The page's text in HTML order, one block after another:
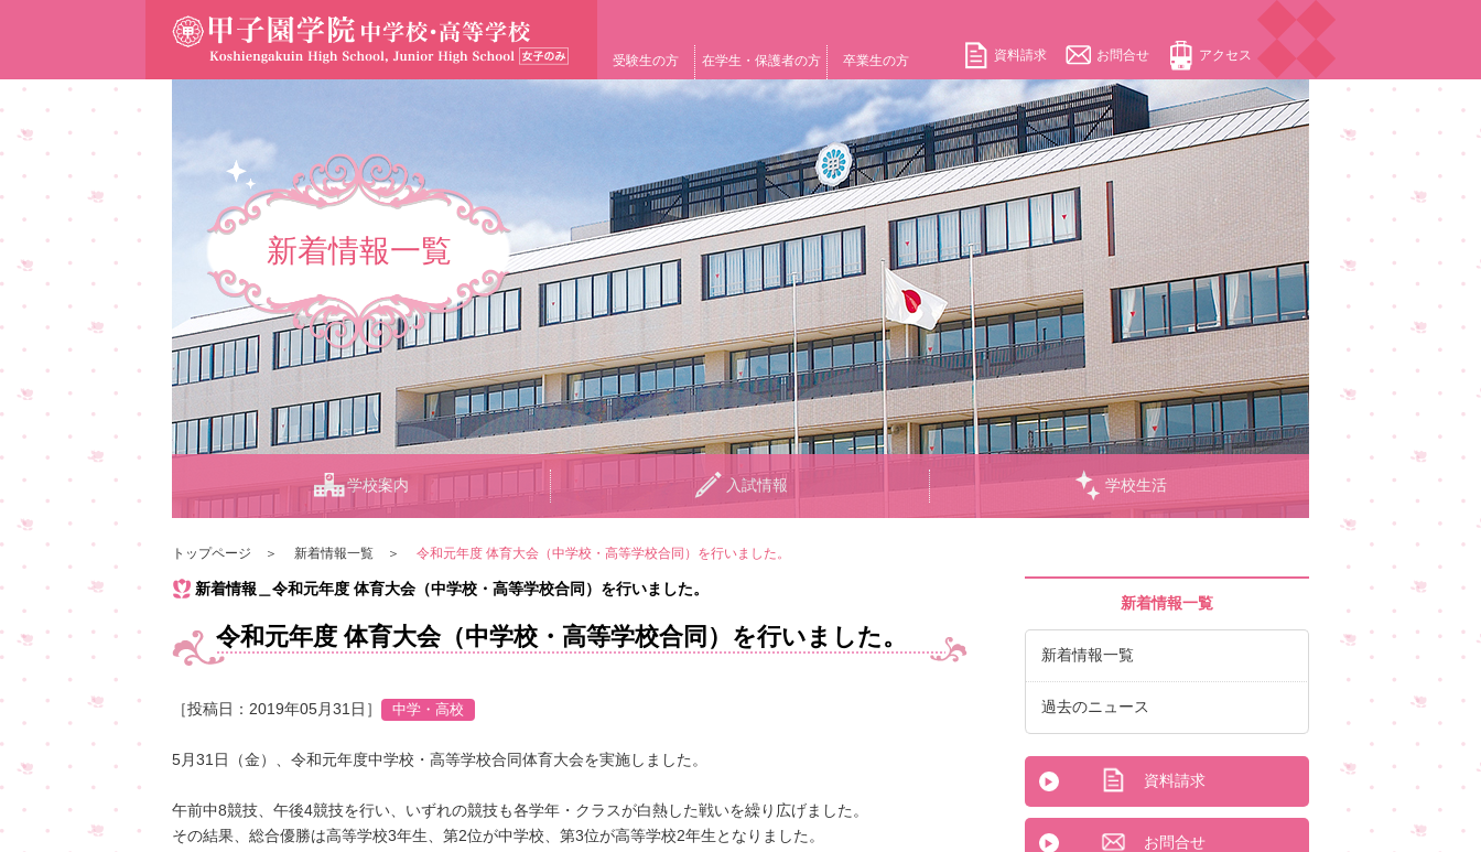
学校案内 入試情報 学校生活
受験生の方 在学生・保護者の方 卒業生の方 資料請求 お問合せ アクセス
新着情報一覧
トップページ 新着情報一覧 令和元年度 体育大会（中学校・高等学校合同）を行いました。
新着情報＿令和元年度 体育大会（中学校・高等学校合同）を行いました。
令和元年度 体育大会（中学校・高等学校合同）を行いました。
［投稿日：2019年05月31日］
5月31日（金）、令和元年度中学校・高等学校合同体育大会を実施しました。
午前中8競技、午後4競技を行い、いずれの競技も各学年・クラスが白熱した戦いを繰り広げました。
その結果、総合優勝は高等学校3年生、第2位が中学校、第3位が高等学校2年生となりました。
新着情報一覧
新着情報一覧
過去のニュース
資料請求
お問合せ